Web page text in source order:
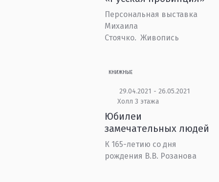
Персональная выставка
Михаила
Стоячко. Живопись
КНИЖНЫЕ
29.04.2021 - 26.05.2021
Холл 3 этажа
Юбилеи
замечательных людей
К 165-летию со дня
рождения В.В. Розанова